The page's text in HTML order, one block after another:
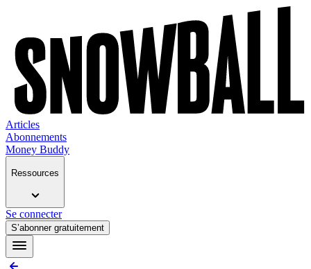
Articles
Abonnements
Money Buddy
Ressources
Se connecter
S’abonner gratuitement